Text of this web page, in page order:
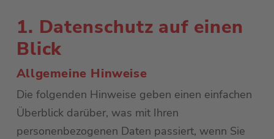
1. Datenschutz auf einen
Blick
Allgemeine Hinweise
Die folgenden Hinweise geben einen einfachen
Überblick darüber, was mit Ihren
personenbezogenen Daten passiert, wenn Sie